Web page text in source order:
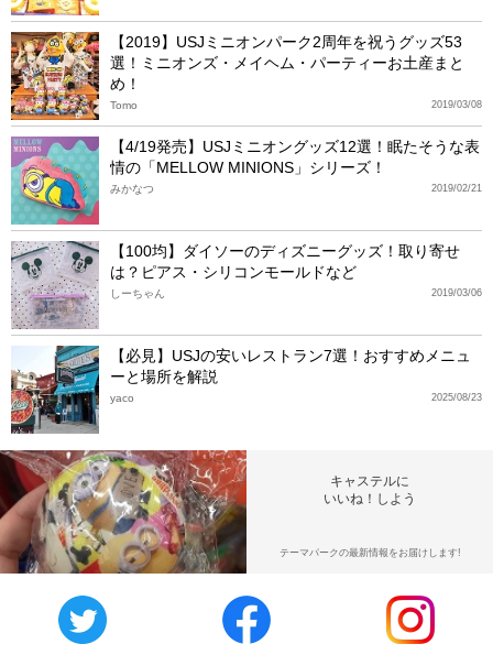
【2019】USJミニオンパーク2周年を祝うグッズ53
選！ミニオンズ・メイヘム・パーティーお土産まと
め！
2019/03/08
Tomo
【4/19発売】USJミニオングッズ12選！眠たそうな表
情の「MELLOW MINIONS」シリーズ！
2019/02/21
みかなつ
【100均】ダイソーのディズニーグッズ！取り寄せ
は？ピアス・シリコンモールドなど
2019/03/06
しーちゃん
【必見】USJの安いレストラン7選！おすすめメニュ
ーと場所を解説
2025/08/23
yaco
キャステルに
いいね！しよう
テーマパークの最新情報をお届けします!